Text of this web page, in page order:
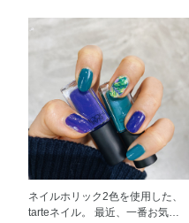
MARINE。輝く水面のようなグリ
ッターブルー。 ラメが入ってま
すので、上アイライナーとして使
えるとキラキラしていてとっても
かわいい。 このシリーズのおか
げで、カラーメイク好きけど、プ
ロじゃない私にも簡単にカラーメ
イクをチャレンジでき、本当に私
の殿堂入りコスメ❤︎
ネイルホリック2色を使用した、
tarteネイル。 最近、一番お気に